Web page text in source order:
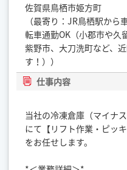
佐賀県鳥栖市姫方町
（最寄り：JR鳥栖駅か
転車通勤OK（小郡市や久
紫野市、大刀洗町など、
す！））
仕事内容
当社の冷凍倉庫（マイナ
にて【リフト作業・ピッキ
をお任せします。